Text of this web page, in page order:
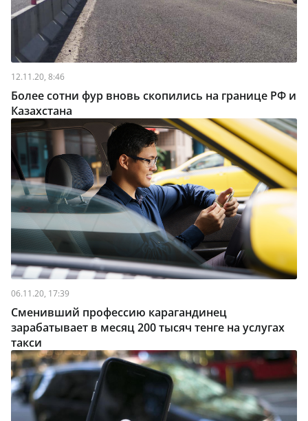
12.11.20, 8:46
Более сотни фур вновь скопились на границе РФ и
Казахстана
06.11.20, 17:39
Сменивший профессию карагандинец
зарабатывает в месяц 200 тысяч тенге на услугах
такси